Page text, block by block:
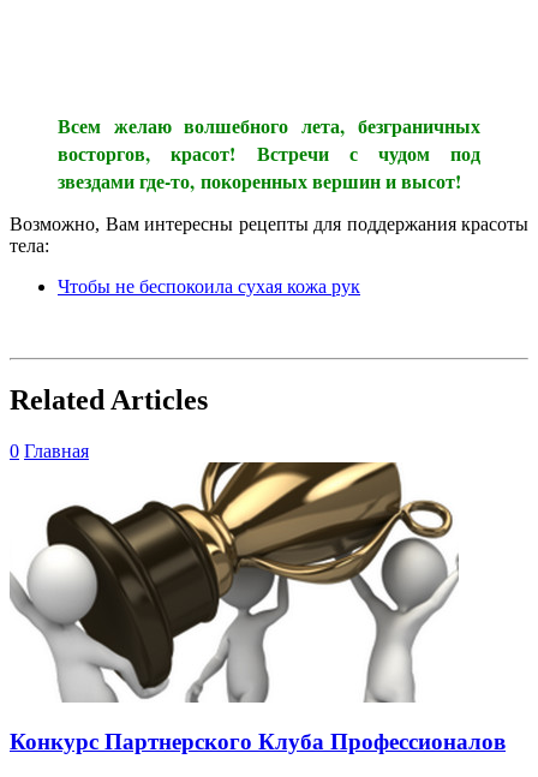
Всем желаю волшебного лета, безграничных
восторгов, красот! Встречи с чудом под
звездами где-то, покоренных вершин и высот!
Возможно, Вам интересны рецепты для поддержания красоты
тела:
Чтобы не беспокоила сухая кожа рук
Related Articles
0 Главная
Конкурс Партнерского Клуба Профессионалов